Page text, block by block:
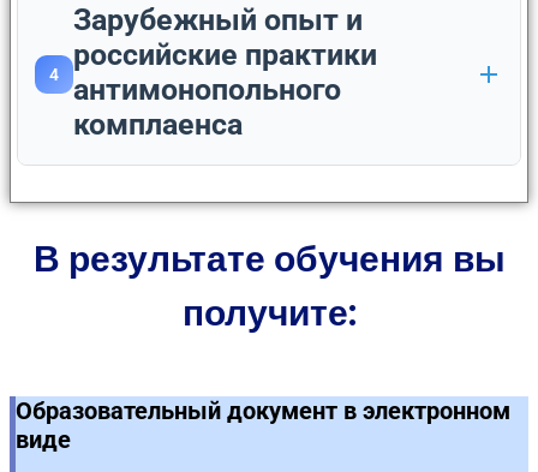
4
Зарубежный опыт и
российские практики
антимонопольного
комплаенса
В результате обучения вы
получите:
Образовательный документ в электронном
виде